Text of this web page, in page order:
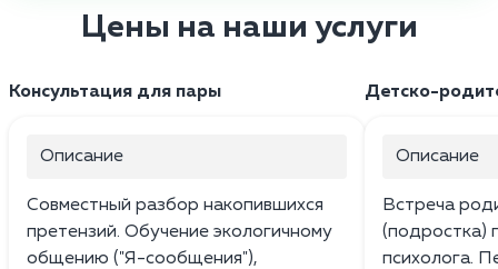
Цены на наши услуги
Консультация для пары
Описание
Совместный разбор накопившихся
претензий. Обучение экологичному
общению ("Я-сообщения"),
Детско-
Описание
Встреча
(подростка)
психолога.